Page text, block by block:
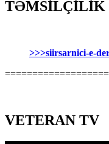
TƏMSİLÇİLİK
>>>siirsarnici-e-
VETERAN TV